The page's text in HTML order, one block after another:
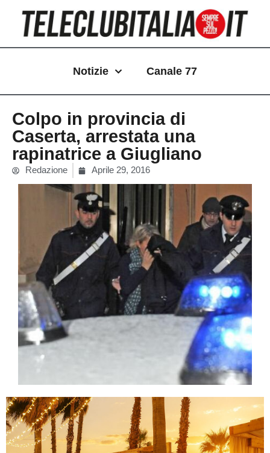
contenuto
Notizie Canale 77
Colpo in provincia di
Caserta, arrestata una
rapinatrice a Giugliano
Redazione Aprile 29, 2016